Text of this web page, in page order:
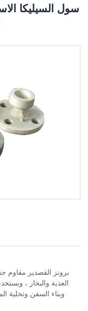
سول السيليكا
برونز القصدير مقاوم
العذبة والبخار ،
وبناء السفن وتحلية